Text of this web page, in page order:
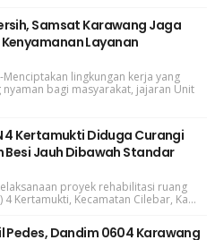
Samsat Karawang Jaga
Layanan
lingkungan kerja yang
bagi masyarakat, jajaran Unit
4 Kertamukti Diduga Curangi
Besi Jauh Dibawah Standar
proyek rehabilitasi ruang
Kertamukti, Kecamatan Cilebar, Ka...
Pedes, Dandim 0604 Karawang